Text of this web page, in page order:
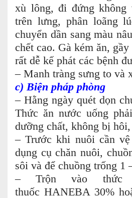
xù lông, đi đứng không
trên lưng, phân loãng
chuyển dần sang màu
chết cao. Gà kém ăn,
rất dễ kế phát các bệnh
– Manh tràng sưng to và
c) Biện pháp phòng
– Hằng ngày quét dọn
Thức ăn nước uống
dưỡng chất, không bị
– Trước khi nuôi cần
dụng cụ chăn nuôi,
sôi và để chuồng trống 1
– Trộn vào thức
thuốc HANEBA 30%